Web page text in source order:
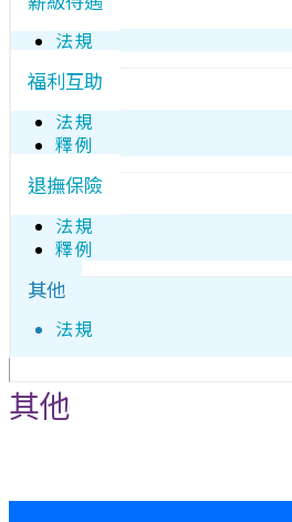
法規
福利互助
法規
釋例
退撫保險
法規
釋例
其他
法規
其他